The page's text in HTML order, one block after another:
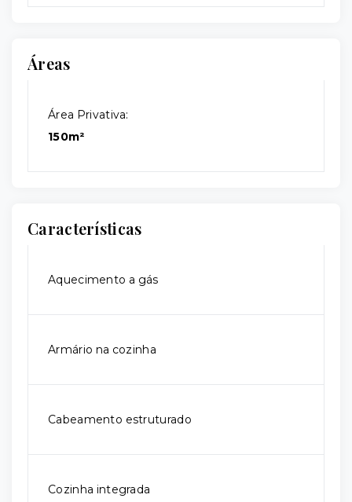
Áreas
Área Privativa:
150m²
Características
Aquecimento a gás
Armário na cozinha
Cabeamento estruturado
Cozinha integrada